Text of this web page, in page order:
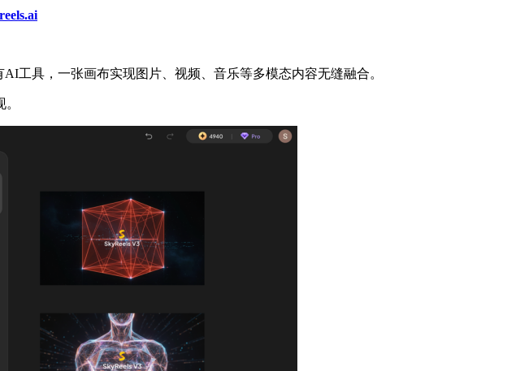
工具，一张画布实现图片、视频、音乐等多模态内容无缝融合。